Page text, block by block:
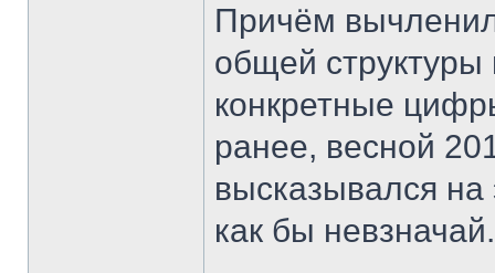
Причём
общей структуры
конкретные
ранее, весной
высказывался
как бы